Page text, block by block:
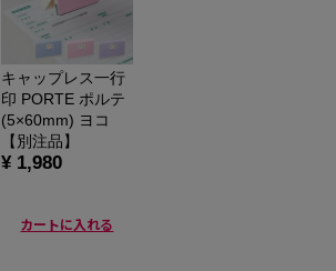
キャップレス一行
印 PORTE ポルテ
(5×60mm) ヨコ
【別注品】
¥ 1,980
カートに入れる